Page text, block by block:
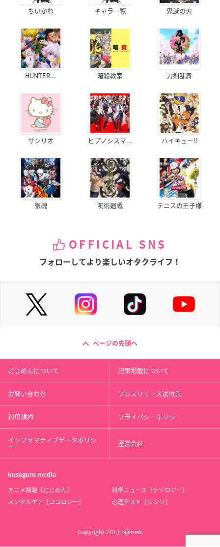
ちいかわ キャラ一覧 鬼滅の刃
HUNTER... 暗殺教室 刀剣乱舞
サンリオ ヒプノシスマ... ハイキュー!!
銀魂 呪術廻戦 テニスの王子様
OFFICIAL SNS
フォローしてより楽しいオタクライフ！
ページの先頭へ
にじめんについて 記事掲載について
お問い合わせ プレスリリース送付先
利用規約 プライバシーポリシー
インフォマティブデータポリシ
ー 運営会社
kusuguru media
アニメ情報［にじめん］
科学ニュース［ナゾロジー］
メンタルケア［ココロジー］
心理テスト［シンリ］
Copyright 2013 nijimen.